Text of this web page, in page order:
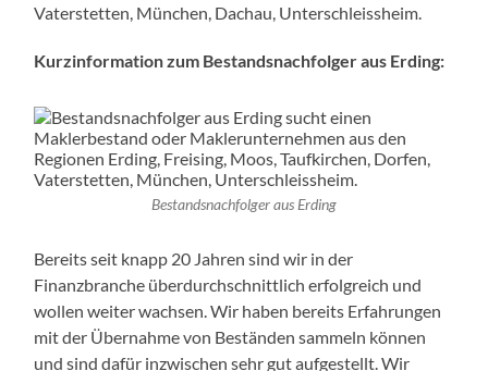
Vaterstetten, München, Dachau, Unterschleissheim.
Kurzinformation zum Bestandsnachfolger aus Erding:
Bestandsnachfolger aus Erding
Bereits seit knapp 20 Jahren sind wir in der
Finanzbranche überdurchschnittlich erfolgreich und
wollen weiter wachsen. Wir haben bereits Erfahrungen
mit der Übernahme von Beständen sammeln können
und sind dafür inzwischen sehr gut aufgestellt. Wir